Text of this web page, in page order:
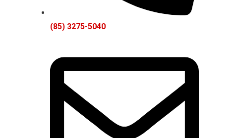
(85) 3275-5040